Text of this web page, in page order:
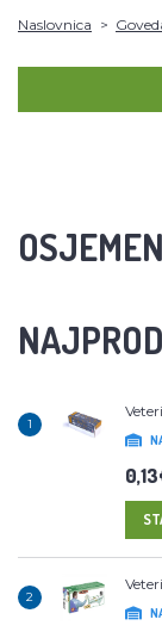
Naslovnica
1
2